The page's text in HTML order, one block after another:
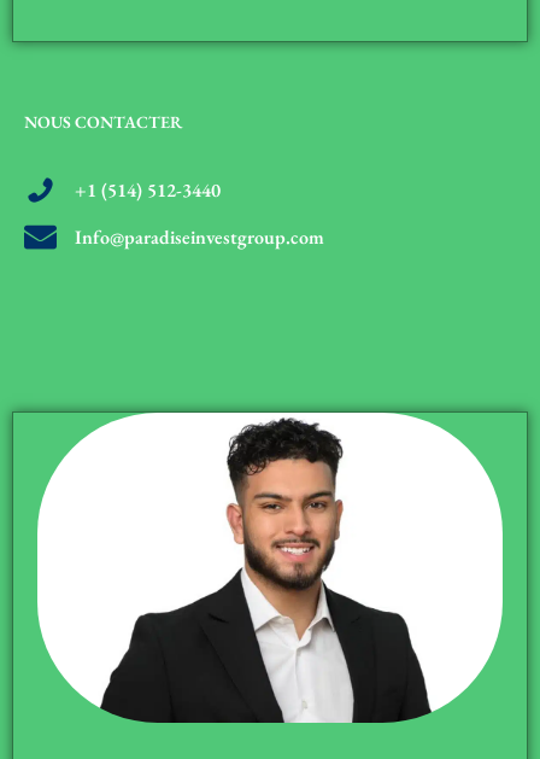
NOUS CONTACTER
+1 (514) 512-3440
Info@paradiseinvestgroup.com